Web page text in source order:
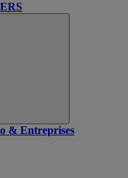
& Entreprises